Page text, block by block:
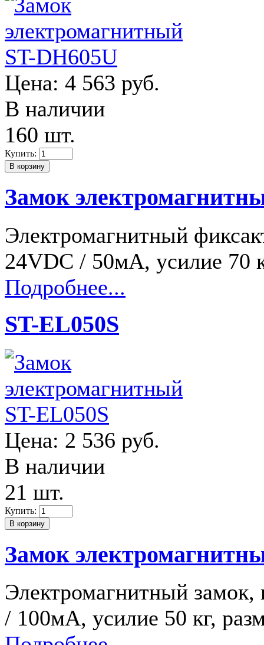
Цена: 4 563 руб.
В наличии
160 шт.
Купить:
Замок
Электромагнитный
24VDC / 50мА, усилие 70
Подробнее...
ST-EL050S
Цена: 2 536 руб.
В наличии
21 шт.
Купить:
Замок
Электромагнитный
/ 100мА, усилие 50 кг,